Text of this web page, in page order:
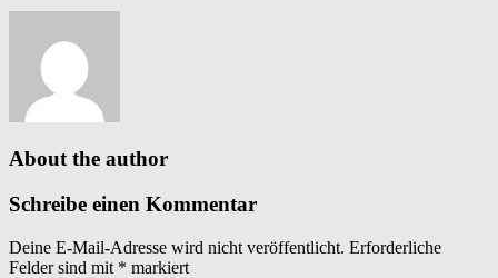
About the author
Schreibe einen Kommentar
Deine E-Mail-Adresse wird nicht veröffentlicht. Erforderliche
Felder sind mit * markiert